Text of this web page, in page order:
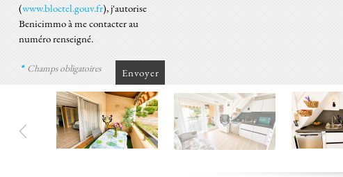
(www.bloctel.gouv.fr), j'autorise
Benicimmo à me contacter au
numéro renseigné.
* Champs obligatoires